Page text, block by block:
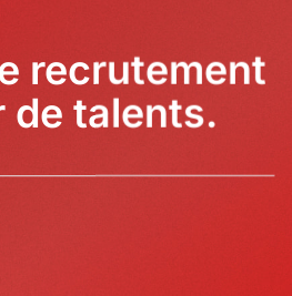
recrutement
de talents.